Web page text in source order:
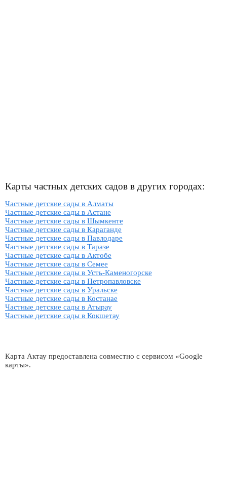
Карты частных детских садов в других городах:
Частные детские сады в Алматы
Частные детские сады в Астане
Частные детские сады в Шымкенте
Частные детские сады в Караганде
Частные детские сады в Павлодаре
Частные детские сады в Таразе
Частные детские сады в Актобе
Частные детские сады в Семее
Частные детские сады в Усть-Каменогорске
Частные детские сады в Петропавловске
Частные детские сады в Уральске
Частные детские сады в Костанае
Частные детские сады в Атырау
Частные детские сады в Кокшетау
Карта Актау предоставлена совместно с сервисом «Google
карты».